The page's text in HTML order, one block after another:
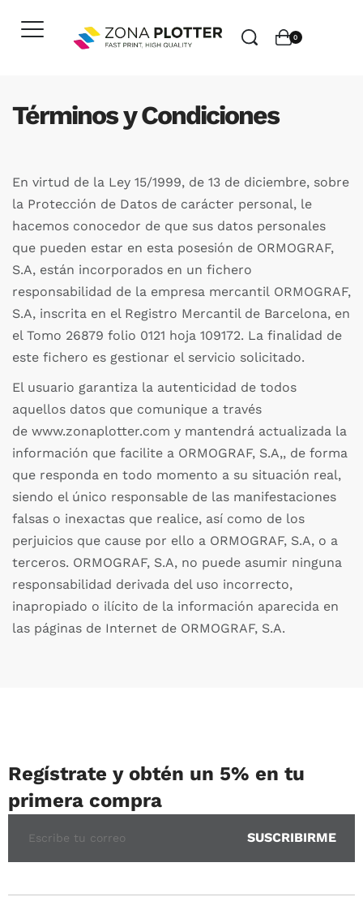
0
Términos y Condiciones
En virtud de la Ley 15/1999, de 13 de diciembre, sobre
la Protección de Datos de carácter personal, le
hacemos conocedor de que sus datos personales
que pueden estar en esta posesión de ORMOGRAF,
S.A, están incorporados en un fichero
responsabilidad de la empresa mercantil ORMOGRAF,
S.A, inscrita en el Registro Mercantil de Barcelona, en
el Tomo 26879 folio 0121 hoja 109172. La finalidad de
este fichero es gestionar el servicio solicitado.
El usuario garantiza la autenticidad de todos
aquellos datos que comunique a través
de www.zonaplotter.com y mantendrá actualizada la
información que facilite a ORMOGRAF, S.A,, de forma
que responda en todo momento a su situación real,
siendo el único responsable de las manifestaciones
falsas o inexactas que realice, así como de los
perjuicios que cause por ello a ORMOGRAF, S.A, o a
terceros. ORMOGRAF, S.A, no puede asumir ninguna
responsabilidad derivada del uso incorrecto,
inapropiado o ilícito de la información aparecida en
las páginas de Internet de ORMOGRAF, S.A.
Regístrate y obtén un 5% en tu
primera compra